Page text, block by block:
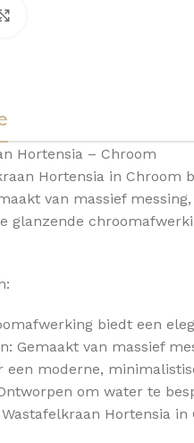
ONDERKASTEN
Hortensia – Chroom
Hortensia in
van massief
glanzende
biedt een
Gemaakt van massief
een moderne,
om water te
Hortensia